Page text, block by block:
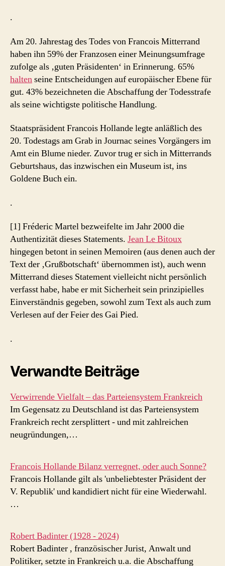
.
Am 20. Jahrestag des Todes von Francois Mitterrand
haben ihn 59% der Franzosen einer Meinungsumfrage
zufolge als ‚guten Präsidenten‘ in Erinnerung. 65%
haltenseine Entscheidungen auf europäischer Ebene für
gut. 43% bezeichneten die Abschaffung der Todesstrafe
als seine wichtigste politische Handlung.
Staatspräsident Francois Hollande legte anläßlich des
20. Todestags am Grab in Journac seines Vorgängers im
Amt ein Blume nieder. Zuvor trug er sich in Mitterrands
Geburtshaus, das inzwischen ein Museum ist, ins
Goldene Buch ein.
.
[1] Fréderic Martel bezweifelte im Jahr 2000 die
Authentizität dieses Statements. Jean Le Bitoux
hingegen betont in seinen Memoiren (aus denen auch der
Text der ‚Grußbotschaft‘ übernommen ist), auch wenn
Mitterrand dieses Statement vielleicht nicht persönlich
verfasst habe, habe er mit Sicherheit sein prinzipielles
Einverständnis gegeben, sowohl zum Text als auch zum
Verlesen auf der Feier des Gai Pied.
.
Verwandte Beiträge
Verwirrende Vielfalt – das Parteiensystem Frankreich
Im Gegensatz zu Deutschland ist das Parteiensystem
Frankreich recht zersplittert - und mit zahlreichen
neugründungen,…
Francois Hollande Bilanz verregnet, oder auch Sonne?
Francois Hollande gilt als 'unbeliebtester Präsident der
V. Republik' und kandidiert nicht für eine Wiederwahl.
…
Robert Badinter (1928 - 2024)
Robert Badinter , französischer Jurist, Anwalt und
Politiker, setzte in Frankreich u.a. die Abschaffung